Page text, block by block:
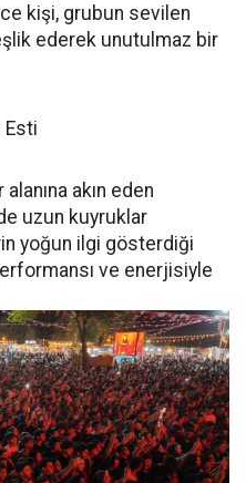
kişi, grubun sevilen
ederek unutulmaz bir
Esti
akın eden
uzun kuyruklar
yoğun ilgi gösterdiği
ve enerjisiyle